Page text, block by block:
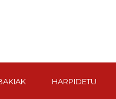
HARPIDETU